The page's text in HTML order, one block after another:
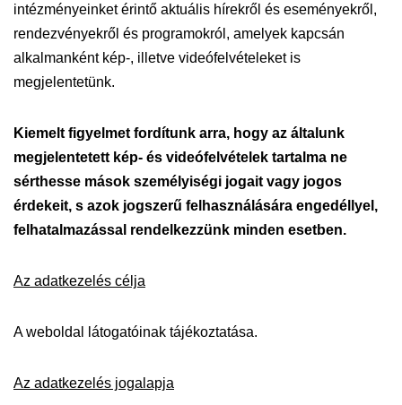
intézményeinket érintő aktuális hírekről és eseményekről,
rendezvényekről és programokról, amelyek kapcsán
alkalmanként kép-, illetve videófelvételeket is
megjelentetünk.
Kiemelt figyelmet fordítunk arra, hogy az általunk
megjelentetett kép- és videófelvételek tartalma ne
sérthesse mások személyiségi jogait vagy jogos
érdekeit, s azok jogszerű felhasználására engedéllyel,
felhatalmazással rendelkezzünk minden esetben.
Az adatkezelés célja
A weboldal látogatóinak tájékoztatása.
Az adatkezelés jogalapja